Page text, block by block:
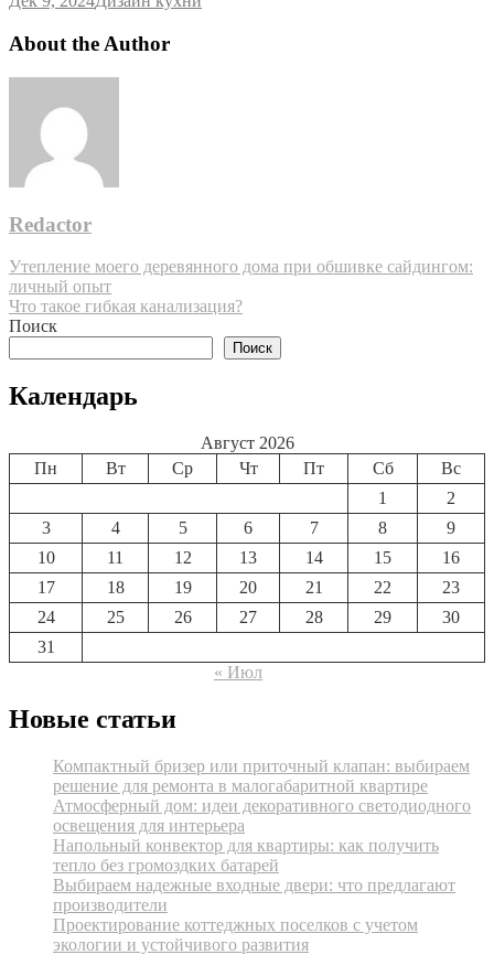
About the Author
Redactor
Навигация
по
записям
Утепление моего деревянного дома при обшивке сайдингом:
личный опыт
Что такое гибкая канализация?
Поиск
Поиск
Календарь
Август 2026
Пн
Вт Ср Чт Пт Сб
Вс
1
2
3
4 5 6 7 8
9
10
11 12 13 14 15
16
17
18 19 20 21 22
23
24
25 26 27 28 29
30
31
« Июл
Новые статьи
Компактный бризер или приточный клапан: выбираем
решение для ремонта в малогабаритной квартире
Атмосферный дом: идеи декоративного светодиодного
освещения для интерьера
Напольный конвектор для квартиры: как получить
тепло без громоздких батарей
Выбираем надежные входные двери: что предлагают
производители
Проектирование коттеджных поселков с учетом
экологии и устойчивого развития